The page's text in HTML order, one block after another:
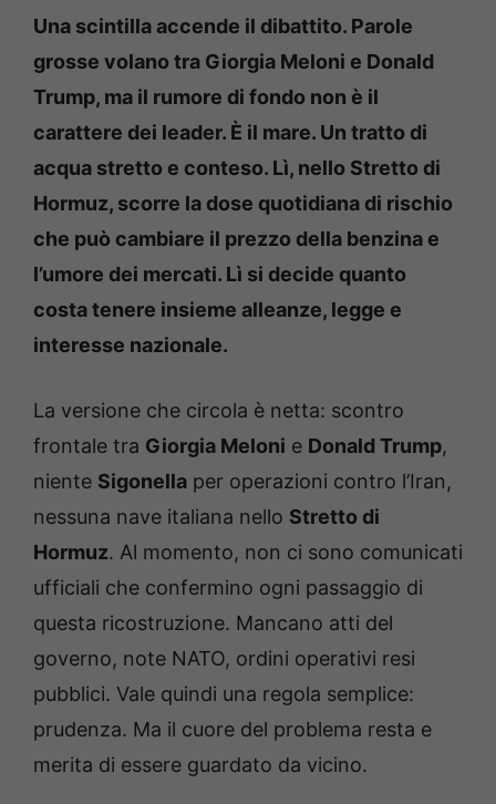
Una scintilla accende il dibattito. Parole
grosse volano tra Giorgia Meloni e Donald
Trump, ma il rumore di fondo non è il
carattere dei leader. È il mare. Un tratto di
acqua stretto e conteso. Lì, nello Stretto di
Hormuz, scorre la dose quotidiana di rischio
che può cambiare il prezzo della benzina e
l’umore dei mercati. Lì si decide quanto
costa tenere insieme alleanze, legge e
interesse nazionale.
La versione che circola è netta: scontro
frontale tra Giorgia Meloni e Donald Trump,
niente Sigonella per operazioni contro l’Iran,
nessuna nave italiana nello Stretto di
Hormuz. Al momento, non ci sono comunicati
ufficiali che confermino ogni passaggio di
questa ricostruzione. Mancano atti del
governo, note NATO, ordini operativi resi
pubblici. Vale quindi una regola semplice:
prudenza. Ma il cuore del problema resta e
merita di essere guardato da vicino.